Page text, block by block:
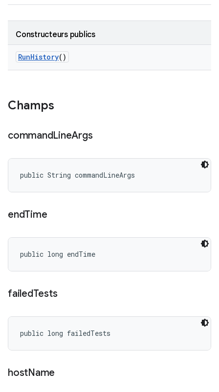
Constructeurs publics
RunHistory()
Champs
commandLineArgs
public String commandLineArgs
endTime
public long endTime
failedTests
public long failedTests
hostName